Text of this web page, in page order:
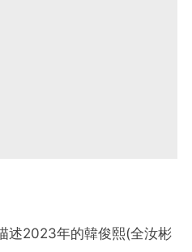
述2023年的韓俊熙(全汝彬